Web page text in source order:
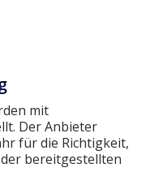
mit
Der Anbieter
für die Richtigkeit,
bereitgestellten